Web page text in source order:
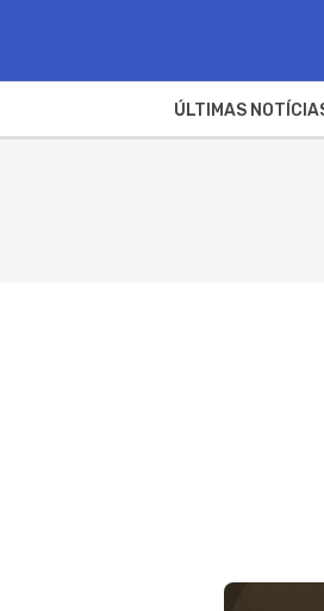
ÚLTIMAS